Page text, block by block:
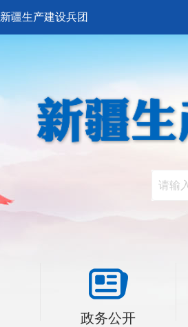
新疆生产建设兵团
政务公开